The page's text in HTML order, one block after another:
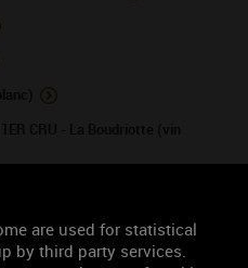
CRU - Les Macherelles (vin
are used for statistical
by third party services.